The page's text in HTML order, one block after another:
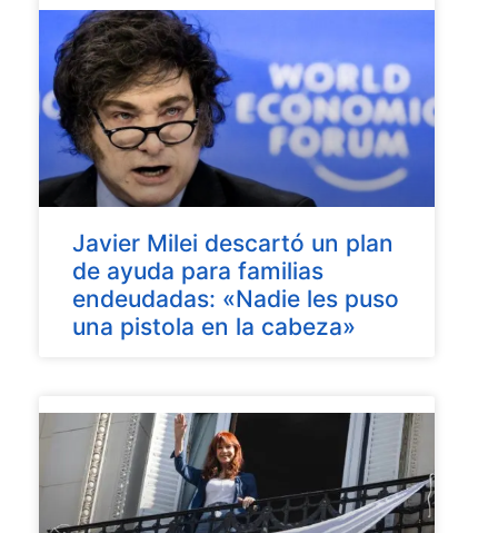
Javier Milei descartó un plan
de ayuda para familias
endeudadas: «Nadie les puso
una pistola en la cabeza»